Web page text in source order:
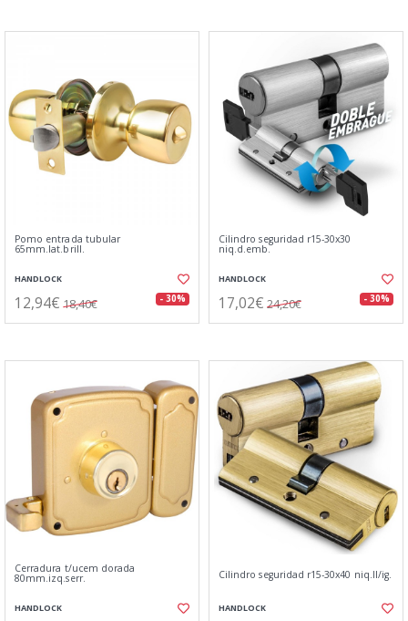
Pomo entrada tubular
65mm.lat.brill.
HANDLOCK
12,94€ 18,40€ - 30%
Cilindro seguridad r15-30x30
niq.d.emb.
HANDLOCK
17,02€ 24,20€ - 30%
Cerradura t/ucem dorada
80mm.izq.serr.
HANDLOCK
Cilindro seguridad r15-30x40 niq.ll/ig.
HANDLOCK